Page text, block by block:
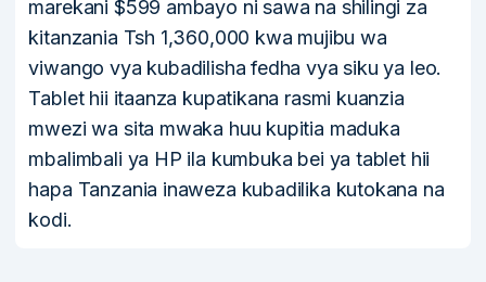
marekani $599 ambayo ni sawa na shilingi za
kitanzania Tsh 1,360,000 kwa mujibu wa
viwango vya kubadilisha fedha vya siku ya leo.
Tablet hii itaanza kupatikana rasmi kuanzia
mwezi wa sita mwaka huu kupitia maduka
mbalimbali ya HP ila kumbuka bei ya tablet hii
hapa Tanzania inaweza kubadilika kutokana na
kodi.